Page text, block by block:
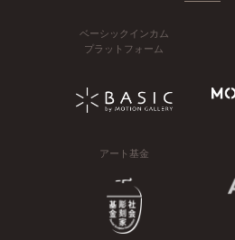
ベーシックインカム
プラットフォーム
アート基金